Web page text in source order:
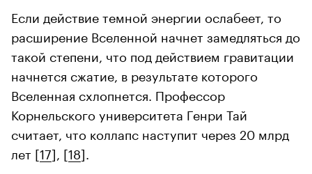
Если действие темной энергии ослабеет, то
расширение Вселенной начнет замедляться до
такой степени, что под действием гравитации
начнется сжатие, в результате которого
Вселенная схлопнется. Профессор
Корнельского университета Генри Тай
считает, что коллапс наступит через 20 млрд
лет [17], [18].